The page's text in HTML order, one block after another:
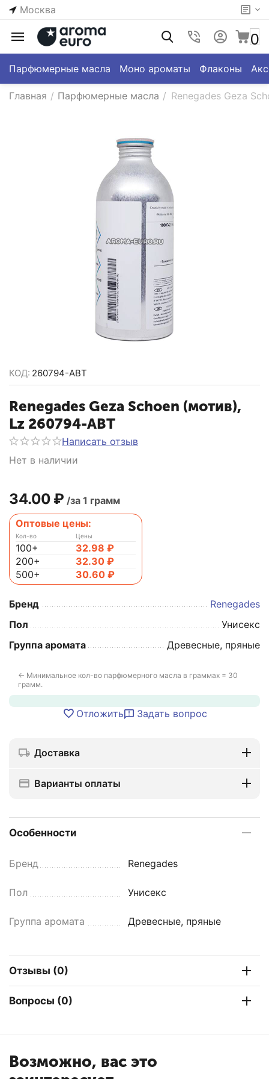
Москва
0
Парфюмерные масла Моно ароматы Флаконы
Главная / Парфюмерные масла / Renegades Geza
КОД: 260794-ABT
Renegades Geza Schoen (мотив),
Lz 260794-ABT
Написать отзыв
Нет в наличии
34.00 ₽ /за 1 грамм
Оптовые цены:
Кол-во
100+
200+
500+
Цены
32.98 ₽
32.30 ₽
30.60 ₽
Бренд
Renegades
Пол
Унисекс
Группа аромата
Древесные, пряные
← Минимальное кол-во парфюмерного масла в граммах = 30
грамм.
Отложить Задать вопрос
Доставка
Варианты оплаты
Особенности
Бренд Renegades
Пол Унисекс
Группа аромата Древесные, пряные
Отзывы (0)
Вопросы (0)
Возможно, вас это